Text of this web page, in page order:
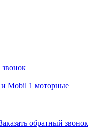
звонок
моторные
обратный звонок